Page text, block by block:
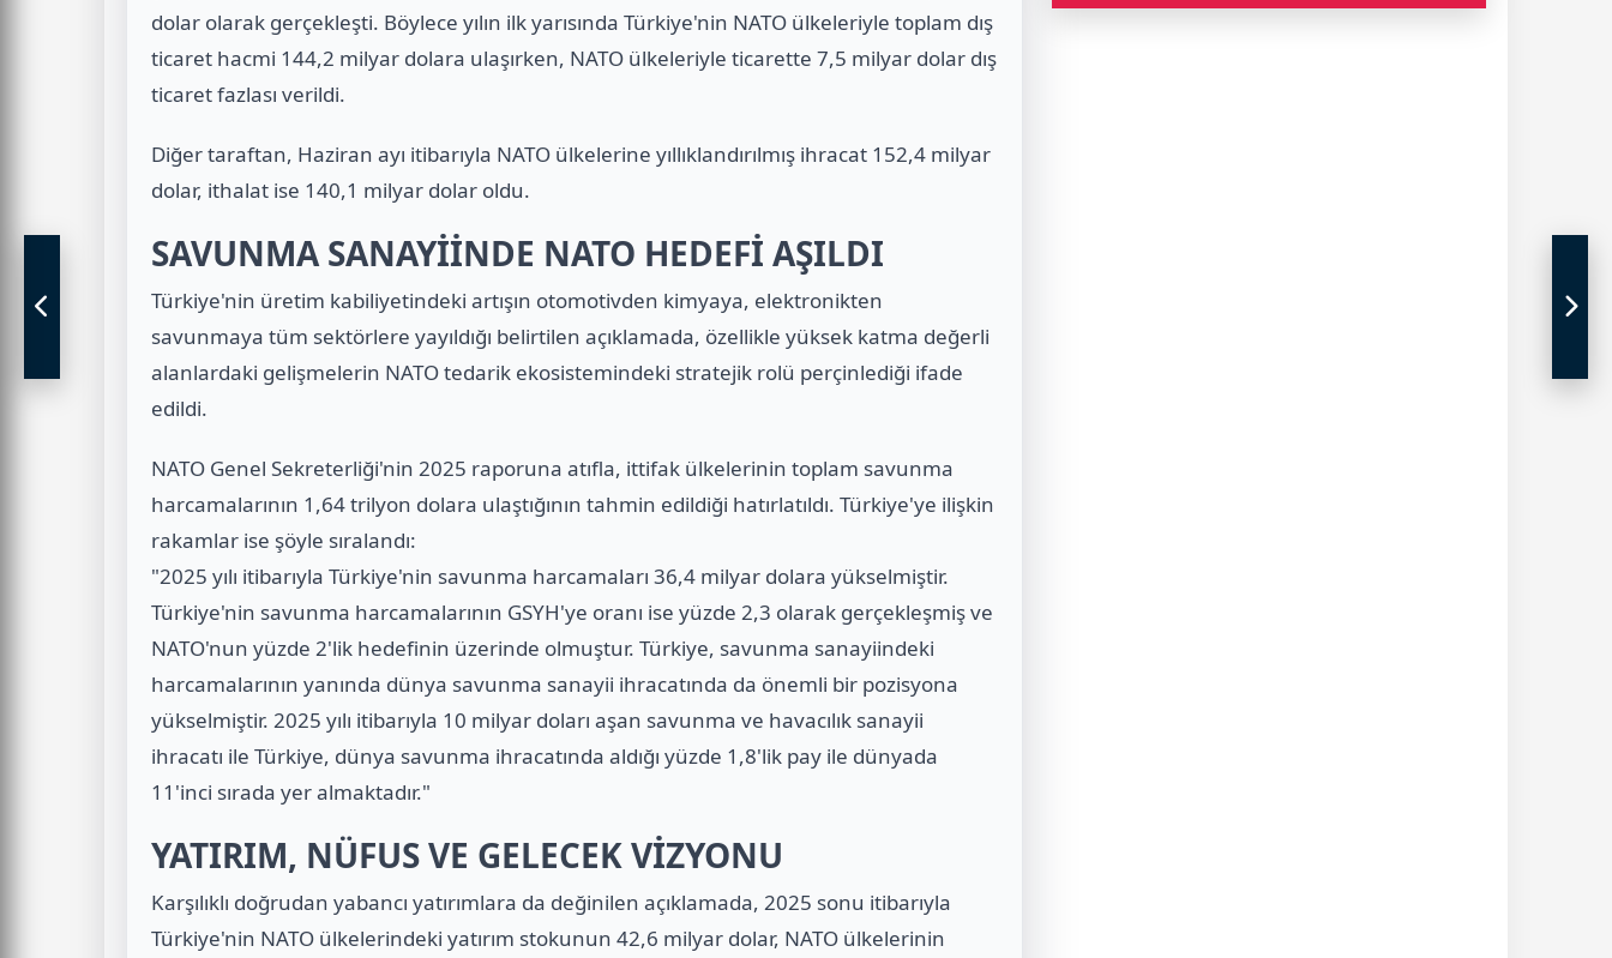
dolar olarak gerçekleşti. Böylece yılın ilk yarısında Türkiye'nin NATO ülkeleriyle toplam dış
ticaret hacmi 144,2 milyar dolara ulaşırken, NATO ülkeleriyle ticarette 7,5 milyar dolar dış
ticaret fazlası verildi.
Diğer taraftan, Haziran ayı itibarıyla NATO ülkelerine yıllıklandırılmış ihracat 152,4 milyar
dolar, ithalat ise 140,1 milyar dolar oldu.
SAVUNMA SANAYİİNDE NATO HEDEFİ AŞILDI
Türkiye'nin üretim kabiliyetindeki artışın otomotivden kimyaya, elektronikten
savunmaya tüm sektörlere yayıldığı belirtilen açıklamada, özellikle yüksek katma değerli
alanlardaki gelişmelerin NATO tedarik ekosistemindeki stratejik rolü perçinlediği ifade
edildi.
NATO Genel Sekreterliği'nin 2025 raporuna atıfla, ittifak ülkelerinin toplam savunma
harcamalarının 1,64 trilyon dolara ulaştığının tahmin edildiği hatırlatıldı. Türkiye'ye ilişkin
rakamlar ise şöyle sıralandı:
"2025 yılı itibarıyla Türkiye'nin savunma harcamaları 36,4 milyar dolara yükselmiştir.
Türkiye'nin savunma harcamalarının GSYH'ye oranı ise yüzde 2,3 olarak gerçekleşmiş ve
NATO'nun yüzde 2'lik hedefinin üzerinde olmuştur. Türkiye, savunma sanayiindeki
harcamalarının yanında dünya savunma sanayii ihracatında da önemli bir pozisyona
yükselmiştir. 2025 yılı itibarıyla 10 milyar doları aşan savunma ve havacılık sanayii
ihracatı ile Türkiye, dünya savunma ihracatında aldığı yüzde 1,8'lik pay ile dünyada
11'inci sırada yer almaktadır."
YATIRIM, NÜFUS VE GELECEK VİZYONU
Karşılıklı doğrudan yabancı yatırımlara da değinilen açıklamada, 2025 sonu itibarıyla
Türkiye'nin NATO ülkelerindeki yatırım stokunun 42,6 milyar dolar, NATO ülkelerinin